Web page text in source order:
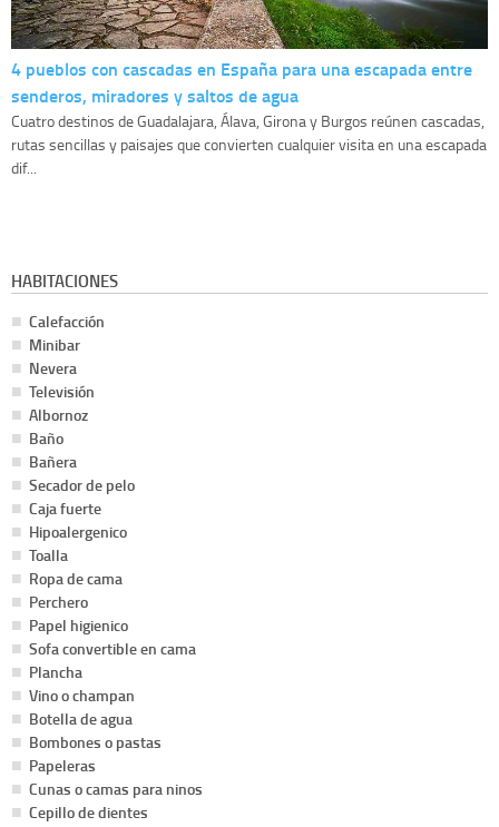
4 pueblos con cascadas en España para una escapada entre
senderos, miradores y saltos de agua
Cuatro destinos de Guadalajara, Álava, Girona y Burgos reúnen cascadas,
rutas sencillas y paisajes que convierten cualquier visita en una escapada
dif...
HABITACIONES
Calefacción
Minibar
Nevera
Televisión
Albornoz
Baño
Bañera
Secador de pelo
Caja fuerte
Hipoalergenico
Toalla
Ropa de cama
Perchero
Papel higienico
Sofa convertible en cama
Plancha
Vino o champan
Botella de agua
Bombones o pastas
Papeleras
Cunas o camas para ninos
Cepillo de dientes